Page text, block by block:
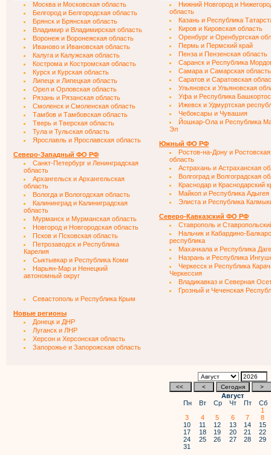
Москва и Московская область
Белгород и Белгородская область
Брянск и Брянская область
Владимир и Владимирская область
Воронеж и Воронежская область
Иваново и Ивановская область
Калуга и Калужская область
Кострома и Костромская область
Курск и Курская область
Липецк и Липецкая область
Орел и Орловская область
Рязань и Рязанская область
Смоленск и Смоленская область
Тамбов и Тамбовская область
Тверь и Тверская область
Тула и Тульская область
Ярославль и Ярославская область
Северо-Западный ФО РФ
Санкт-Петербург и Ленинградская
область
Архангельск и Архангельская
область
Вологда и Вологодская область
Калининград и Калиниградская
область
Мурманск и Мурманская область
Новгород и Новгородская область
Псков и Псковская область
Петрозаводск и Республика
Карелия
Сыктывкар и Республика Коми
Нарьян-Мар и Ненецкий
автономный округ
Севастополь и Республика Крым
Новые регионы
Донецк и ДНР
Луганск и ЛНР
Херсон и Херсонская область
Запорожье и Запорожская область
Нижний Новгород и
область
Казань и Республика
Киров и Кировская область
Оренбург и Оренбургская
Пермь и Пермский край
Пенза и Пензенская область
Саранск и Республика
Самара и Самарская область
Саратов и Саратовская
Ульяновск и Ульяновская
Уфа и Республика
Ижевск и Удмуртская
Чебоксары и Чувашия
Йошкар-Ола и Республика
Эл
Южный ФО РФ
Ростов-на-Дону и Ростовская
область
Астрахань и Астраханская
Волгоград и Волгоградская
Краснодар и Краснодарский
Майкоп и Республика Адыгея
Элиста и Республика
Северо-Кавказский ФО РФ
Ставрополь и
Нальчик и Кабардино-
республика
Махачкала и Республика
Назрань и Республика
Черкесск и Республика
Черкессия
Владикавказ и Северная
Грозный и Чеченская
Август
Пн
Вт Ср Чт Пт Сб
1
3
4 5 6 7
8
10
11 12 13 14 15
17
18 19 20 21 22
24
25 26 27 28 29
31